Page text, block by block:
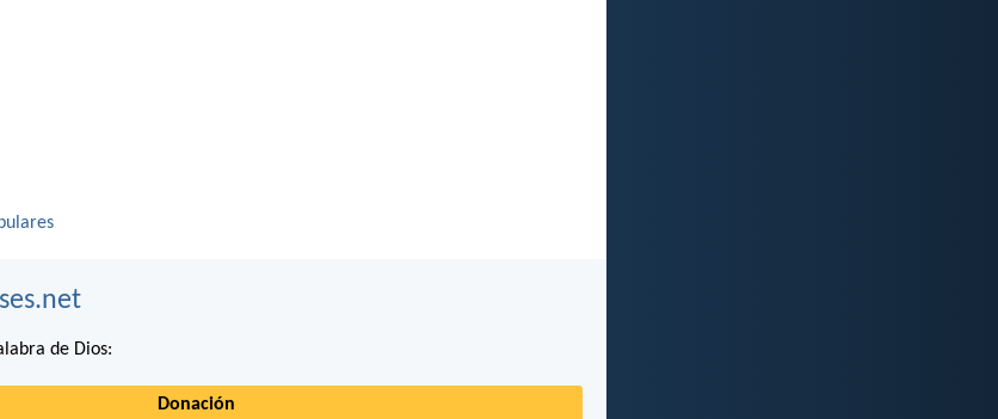
de Dios:
Donación